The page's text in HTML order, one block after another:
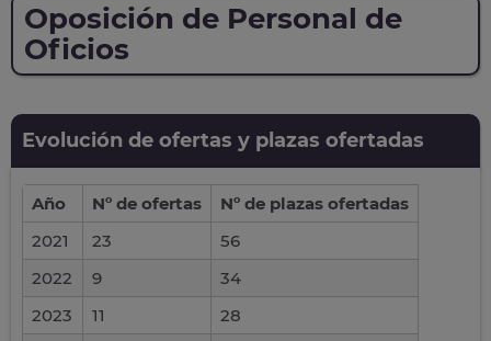
Oposición de Personal de
Oficios
Evolución de ofertas y plazas ofertadas
Año Nº de ofertas
Nº de plazas ofertadas
2021
23
56
2022
9
34
2023
11
28